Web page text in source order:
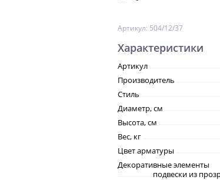
Артикул: 504/12/37
Характеристики
Артикул
Производитель
Стиль
Диаметр, см
Высота, см
Вес, кг
Цвет арматуры
Декоративные элементы
подвески из